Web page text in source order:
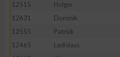
12515
Holger
12631
Dominik
12555
Patrick
12465
Ladislaus